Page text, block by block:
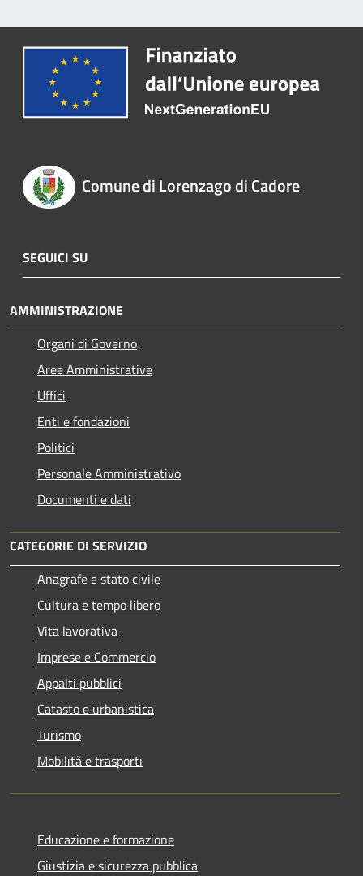
Comune di Lorenzago di Cadore
SEGUICI SU
AMMINISTRAZIONE
Organi di Governo
Aree Amministrative
Uffici
Enti e fondazioni
Politici
Personale Amministrativo
Documenti e dati
CATEGORIE DI SERVIZIO
Anagrafe e stato civile
Cultura e tempo libero
Vita lavorativa
Imprese e Commercio
Appalti pubblici
Catasto e urbanistica
Turismo
Mobilità e trasporti
Educazione e formazione
Giustizia e sicurezza pubblica